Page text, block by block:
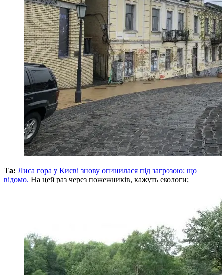
Та: Лиса гора у Києві знову опинилася під загрозою: що
відомо. На цей раз через пожежників, кажуть екологи;